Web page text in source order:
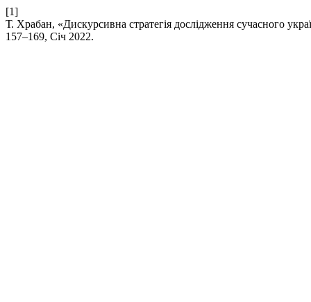
[1]
Т. Храбан, «Дискурсивна стратегія дослідження сучасного
157–169, Січ 2022.